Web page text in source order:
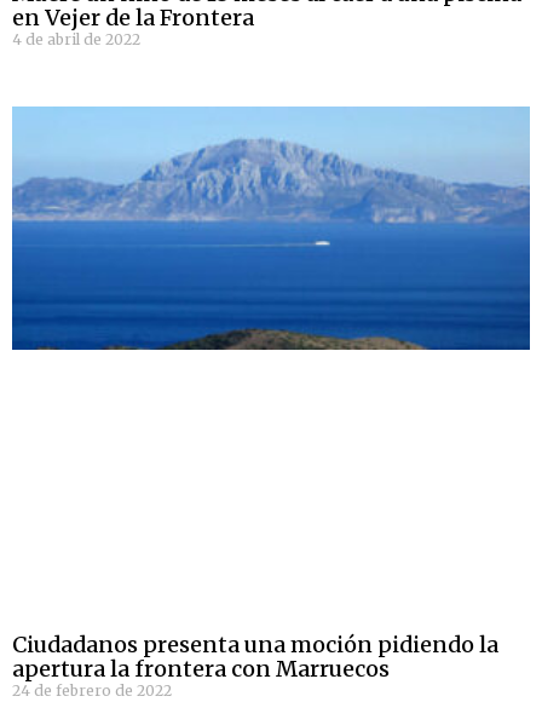
en Vejer de la Frontera
4 de abril de 2022
Ciudadanos presenta una moción pidiendo la
apertura la frontera con Marruecos
24 de febrero de 2022